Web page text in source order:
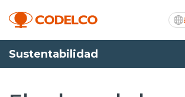
Transparencia activa
Sustentabilidad